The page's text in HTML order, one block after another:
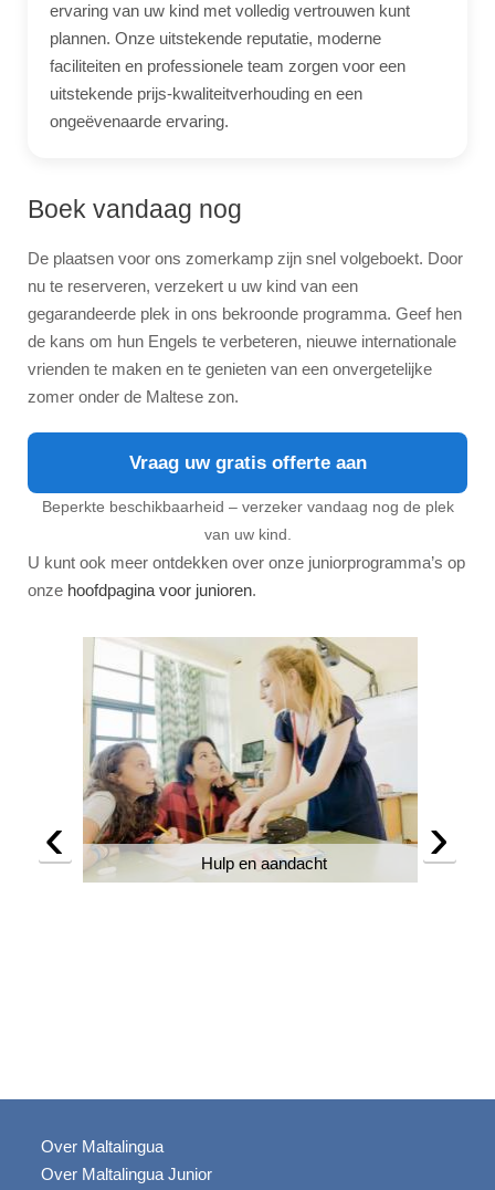
ervaring van uw kind met volledig vertrouwen kunt
plannen. Onze uitstekende reputatie, moderne
faciliteiten en professionele team zorgen voor een
uitstekende prijs-kwaliteitverhouding en een
ongeëvenaarde ervaring.
Boek vandaag nog
De plaatsen voor ons zomerkamp zijn snel volgeboekt. Door
nu te reserveren, verzekert u uw kind van een
gegarandeerde plek in ons bekroonde programma. Geef hen
de kans om hun Engels te verbeteren, nieuwe internationale
vrienden te maken en te genieten van een onvergetelijke
zomer onder de Maltese zon.
Vraag uw gratis offerte aan
Beperkte beschikbaarheid – verzeker vandaag nog de plek
van uw kind.
U kunt ook meer ontdekken over onze juniorprogramma’s op
onze hoofdpagina voor junioren.
Hulp en aandacht
‹ ›
Over Maltalingua
Over Maltalingua Junior